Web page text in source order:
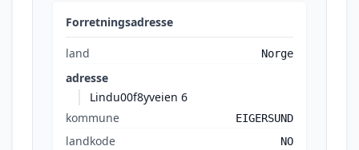
Forretningsadresse
land Norge
adresse
Lindu00f8yveien 6
kommune
EIGERSUND
landkode NO